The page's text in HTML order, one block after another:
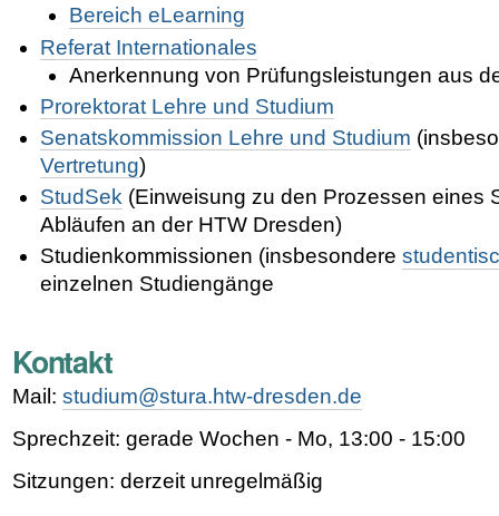
Bereich eLearning
Referat Internationales
Anerkennung von Prüfungsleistungen aus
Prorektorat Lehre und Studium
Senatskommission Lehre und Studium
Vertretung)
StudSek (Einweisung zu den Prozessen eines
Abläufen an der HTW Dresden)
Studienkommissionen (insbesondere
einzelnen Studiengänge
Kontakt
Mail: studium@stura.htw-dresden.de
Sprechzeit: gerade Wochen - Mo, 13:00 - 15:00
Sitzungen: derzeit unregelmäßig